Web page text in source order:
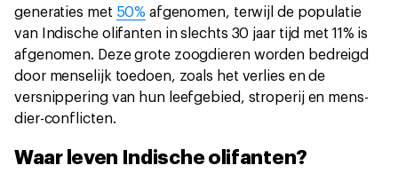
generaties met 50% afgenomen, terwijl de populatie
van Indische olifanten in slechts 30 jaar tijd met 11% is
afgenomen. Deze grote zoogdieren worden bedreigd
door menselijk toedoen, zoals het verlies en de
versnippering van hun leefgebied, stroperij en mens-
dier-conflicten.
Waar leven Indische olifanten?